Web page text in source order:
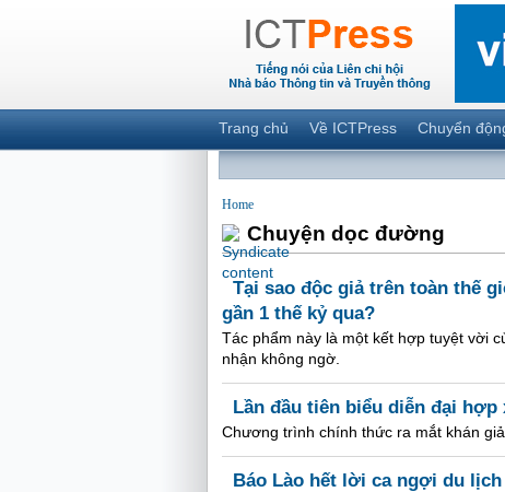
Trang chủ Về ICTPress Chuyển
Home
Chuyện dọc đường
Tại sao độc giả trên toàn thế
gần 1 thế kỷ qua?
Tác phẩm này là một kết hợp tuyệt vời
nhận không ngờ.
Lần đầu tiên biểu diễn đại
Chương trình chính thức ra mắt khán
Báo Lào hết lời ca ngợi du lịch